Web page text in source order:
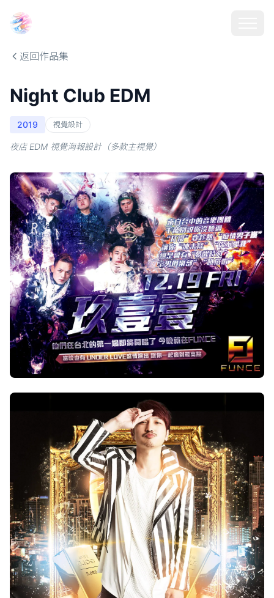
返回作品集
Night Club EDM
2019 視覺設計
夜店 EDM 視覺海報設計（多款主視覺）